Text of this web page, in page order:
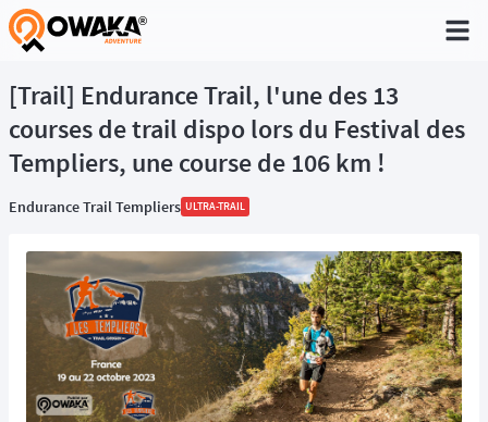
®
[Trail] Endurance Trail, l'une des 13
courses de trail dispo lors du Festival des
Templiers, une course de 106 km !
Endurance Trail Templiers ULTRA-TRAIL